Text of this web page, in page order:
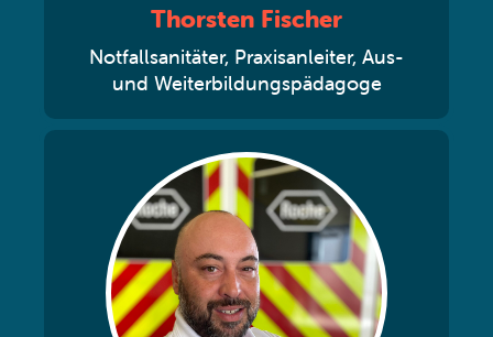
Thorsten Fischer
Notfallsanitäter, Praxisanleiter, Aus-
und Weiterbildungspädagoge